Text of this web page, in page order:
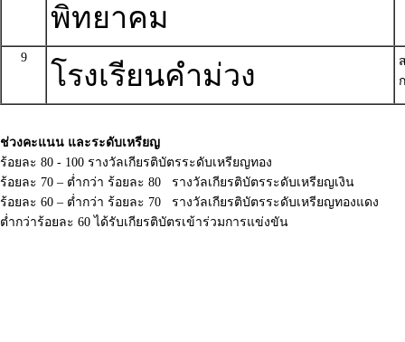
พิทยาคม
9
โรงเรียนคำม่วง
ช่วงคะแนน และระดับเหรียญ
ร้อยละ 80 - 100 รางวัลเกียรติบัตรระดับเหรียญทอง
ร้อยละ 70 – ต่ำกว่า ร้อยละ 80 รางวัลเกียรติบัตรระดับเหรียญเงิน
ร้อยละ 60 – ต่ำกว่า ร้อยละ 70 รางวัลเกียรติบัตรระดับเหรียญทองแดง
ต่ำกว่าร้อยละ 60 ได้รับเกียรติบัตรเข้าร่วมการแข่งขัน